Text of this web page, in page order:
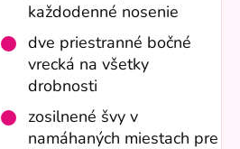
každodenné nosenie
dve priestranné bočné
vrecká na všetky
drobnosti
zosilnené švy v
namáhaných miestach pre